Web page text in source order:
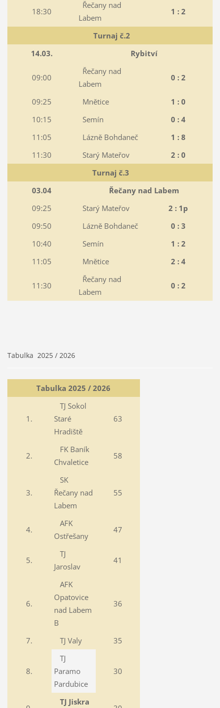
18:30
Řečany nad
Labem
1 : 2
Turnaj č.2
14.03.
Rybitví
09:00
Řečany nad
Labem
0 : 2
09:25 Mnětice
1 : 0
10:15
Semín
0 : 4
11:05
Lázně Bohdaneč
1 : 8
11:30
Starý Mateřov
2 : 0
Turnaj č.3
03.04
Řečany nad Labem
09:25
Starý Mateřov
2 : 1p
09:50
Lázně Bohdaneč
0 : 3
10:40
Semín
1 : 2
11:05
Mnětice 2 : 4
11:30
Řečany nad
Labem
0 : 2
Tabulka 2025 / 2026
Tabulka 2025 / 2026
1.
TJ Sokol
Staré
Hradiště
63
2.
FK Baník
Chvaletice
58
3.
SK
Řečany nad
Labem
55
4.
AFK
Ostřešany
47
5.
TJ
Jaroslav
41
6.
AFK
Opatovice
nad Labem
B
36
7. TJ Valy 35
8.
TJ
Paramo
Pardubice
30
TJ Jiskra